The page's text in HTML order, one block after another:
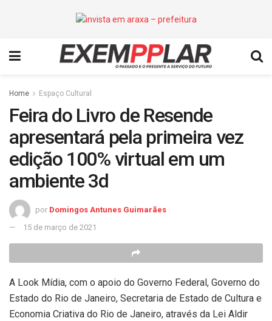
Home Espaço Cultural
Feira do Livro de Resende
apresentará pela primeira vez
edição 100% virtual em um
ambiente 3d
por Domingos Antunes Guimarães
15 de março de 2021
A Look Mídia, com o apoio do Governo Federal, Governo do
Estado do Rio de Janeiro, Secretaria de Estado de Cultura e
Economia Criativa do Rio de Janeiro, através da Lei Aldir